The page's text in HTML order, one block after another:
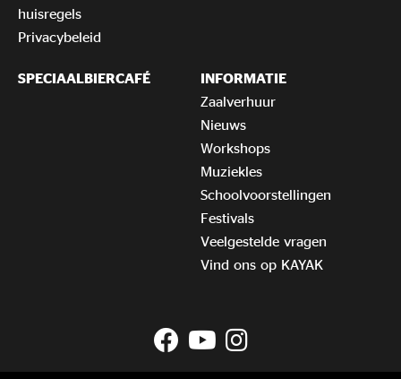
huisregels
Privacybeleid
SPECIAALBIERCAFÉ
INFORMATIE
Zaalverhuur
Nieuws
Workshops
Muziekles
Schoolvoorstellingen
Festivals
Veelgestelde vragen
Vind ons op KAYAK